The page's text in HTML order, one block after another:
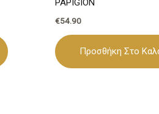
PAPIGION
€54.90
Προσθήκη Στο